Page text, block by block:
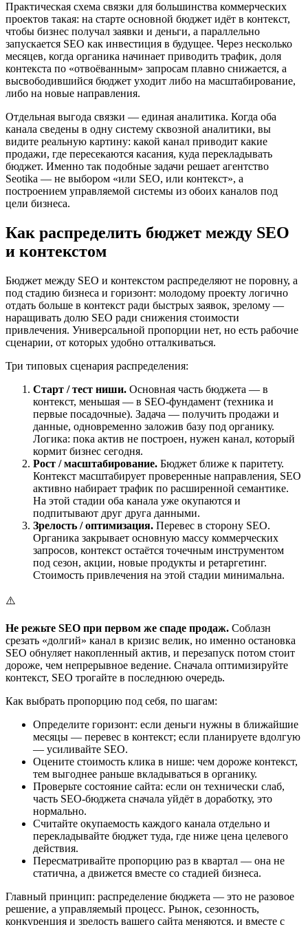
Практическая схема связки для большинства коммерческих
проектов такая: на старте основной бюджет идёт в контекст,
чтобы бизнес получал заявки и деньги, а параллельно
запускается SEO как инвестиция в будущее. Через несколько
месяцев, когда органика начинает приводить трафик, доля
контекста по «отвоёванным» запросам плавно снижается, а
высвободившийся бюджет уходит либо на масштабирование,
либо на новые направления.
Отдельная выгода связки — единая аналитика. Когда оба
канала сведены в одну систему сквозной аналитики, вы
видите реальную картину: какой канал приводит какие
продажи, где пересекаются касания, куда перекладывать
бюджет. Именно так подобные задачи решает агентство
Seotika — не выбором «или SEO, или контекст», а
построением управляемой системы из обоих каналов под
цели бизнеса.
Как распределить бюджет между SEO
и контекстом
Бюджет между SEO и контекстом распределяют не поровну, а
под стадию бизнеса и горизонт: молодому проекту логично
отдать больше в контекст ради быстрых заявок, зрелому —
наращивать долю SEO ради снижения стоимости
привлечения. Универсальной пропорции нет, но есть рабочие
сценарии, от которых удобно отталкиваться.
Три типовых сценария распределения:
Старт / тест ниши. Основная часть бюджета — в
контекст, меньшая — в SEO-фундамент (техника и
первые посадочные). Задача — получить продажи и
данные, одновременно заложив базу под органику.
Логика: пока актив не построен, нужен канал, который
кормит бизнес сегодня.
Рост / масштабирование. Бюджет ближе к паритету.
Контекст масштабирует проверенные направления, SEO
активно набирает трафик по расширенной семантике.
На этой стадии оба канала уже окупаются и
подпитывают друг друга данными.
Зрелость / оптимизация. Перевес в сторону SEO.
Органика закрывает основную массу коммерческих
запросов, контекст остаётся точечным инструментом
под сезон, акции, новые продукты и ретаргетинг.
Стоимость привлечения на этой стадии минимальна.
⚠️
Не режьте SEO при первом же спаде продаж. Соблазн
срезать «долгий» канал в кризис велик, но именно остановка
SEO обнуляет накопленный актив, и перезапуск потом стоит
дороже, чем непрерывное ведение. Сначала оптимизируйте
контекст, SEO трогайте в последнюю очередь.
Как выбрать пропорцию под себя, по шагам:
Определите горизонт: если деньги нужны в ближайшие
месяцы — перевес в контекст; если планируете вдолгую
— усиливайте SEO.
Оцените стоимость клика в нише: чем дороже контекст,
тем выгоднее раньше вкладываться в органику.
Проверьте состояние сайта: если он технически слаб,
часть SEO-бюджета сначала уйдёт в доработку, это
нормально.
Считайте окупаемость каждого канала отдельно и
перекладывайте бюджет туда, где ниже цена целевого
действия.
Пересматривайте пропорцию раз в квартал — она не
статична, а движется вместе со стадией бизнеса.
Главный принцип: распределение бюджета — это не разовое
решение, а управляемый процесс. Рынок, сезонность,
конкуренция и зрелость вашего сайта меняются, и вместе с